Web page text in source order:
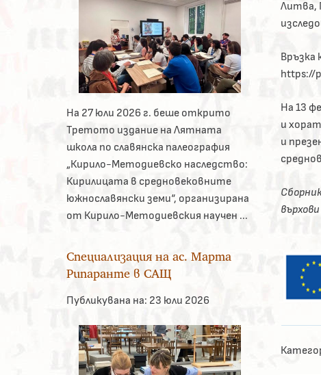
Литва,
Връзка
https://
На 13
и
и
На 27 юли 2026 г. беше открито
Третото издание на Лятната
школа по славянска палеография
„Кирило-Методиевско наследство:
Кирилицата в средновековните
южнославянски земи“, организирана
от Кирило-Методиевския научен ...
Специализация на ас. Марта
Рипаранте в САЩ
Публикувана на: 23 юли 2026